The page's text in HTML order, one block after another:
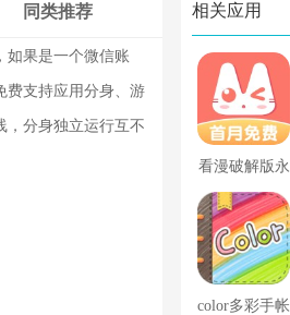
同类推荐
如果是一个微信账
费支持应用分身、游
，分身独立运行互不
相关应用
看漫破解版永
久免登录
color多彩手帐